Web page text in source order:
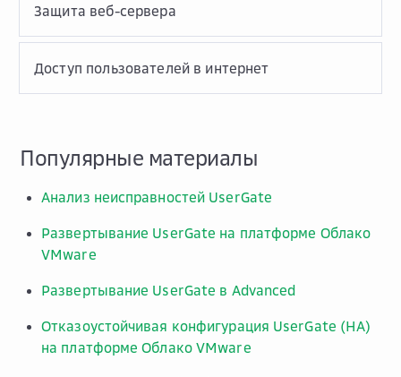
Защита веб-сервера
Доступ пользователей в интернет
Популярные материалы
Анализ неисправностей UserGate
Развертывание UserGate на платформе Облако
VMware
Развертывание UserGate в Advanced
Отказоустойчивая конфигурация UserGate (HA)
на платформе Облако VMware